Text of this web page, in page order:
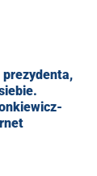
prezydenta,